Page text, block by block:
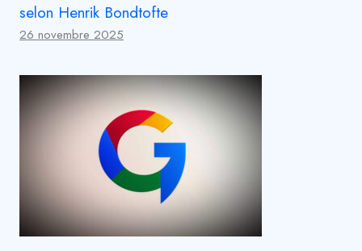
selon Henrik Bondtofte
26 novembre 2025